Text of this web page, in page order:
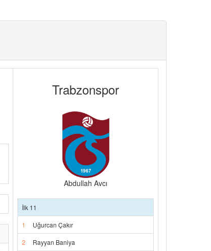
Trabzonspor
Abdullah Avcı
İlk 11
1
Uğurcan Çakır
2
Rayyan Baniya